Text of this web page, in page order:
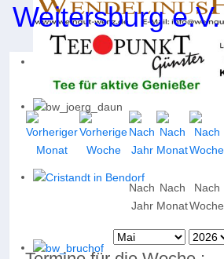
Weitersburg e.V.
Nach
Jahr
Nach
Monat
Nach
Woche